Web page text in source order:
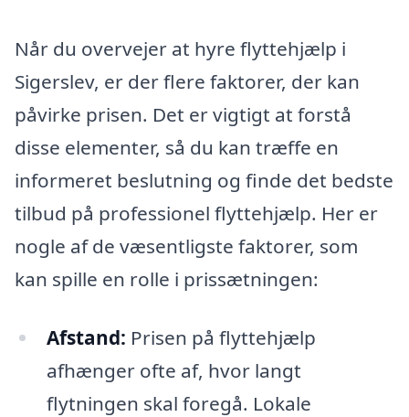
Når du overvejer at hyre flyttehjælp i
Sigerslev, er der flere faktorer, der kan
påvirke prisen. Det er vigtigt at forstå
disse elementer, så du kan træffe en
informeret beslutning og finde det bedste
tilbud på professionel flyttehjælp. Her er
nogle af de væsentligste faktorer, som
kan spille en rolle i prissætningen:
Afstand: Prisen på flyttehjælp
afhænger ofte af, hvor langt
flytningen skal foregå. Lokale